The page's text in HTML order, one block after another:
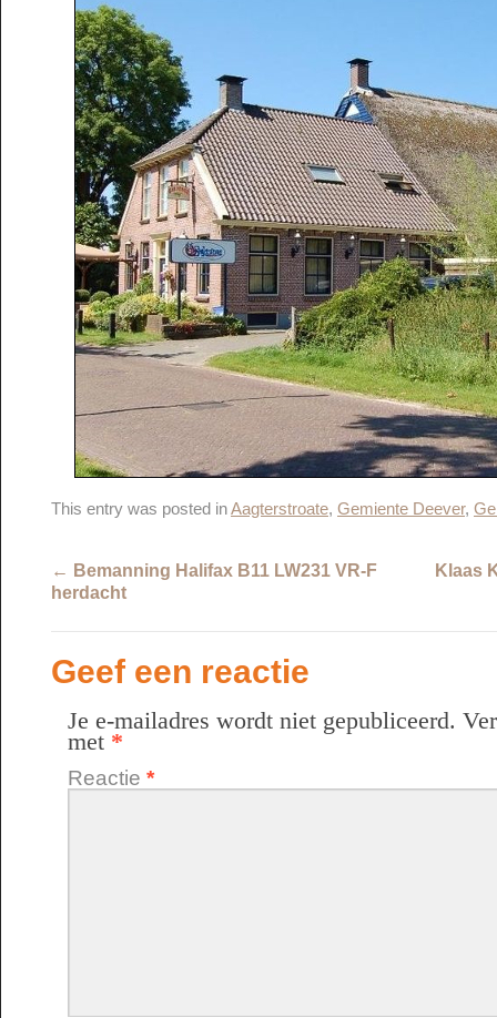
This entry was posted inAagterstroate, Gemiente Deever,
← Bemanning Halifax B11 LW231 VR-F
herdacht
Klaas
Geef een reactie
Je e-mailadres wordt niet gepubliceerd.
met *
Reactie *